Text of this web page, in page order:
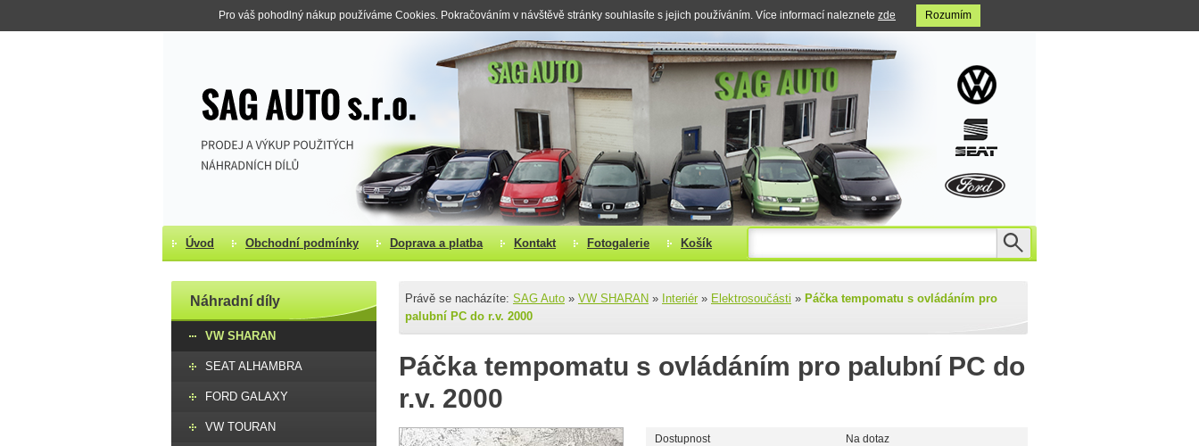
Pro váš pohodlný nákup používáme Cookies. Pokračováním v návštěvě stránky souhlasíte s jejich používáním. Více informací naleznete zde Rozumím
Úvod Obchodní podmínky Doprava a platba Kontakt Fotogalerie Košík
Náhradní díly
VW SHARAN
SEAT ALHAMBRA
FORD GALAXY
VW TOURAN
Právě se nacházíte: SAG Auto » VW SHARAN » Interiér » Elektrosoučásti » Páčka tempomatu s ovládáním pro
palubní PC do r.v. 2000
Páčka tempomatu s ovládáním pro palubní PC do
r.v. 2000
Dostupnost Na dotaz